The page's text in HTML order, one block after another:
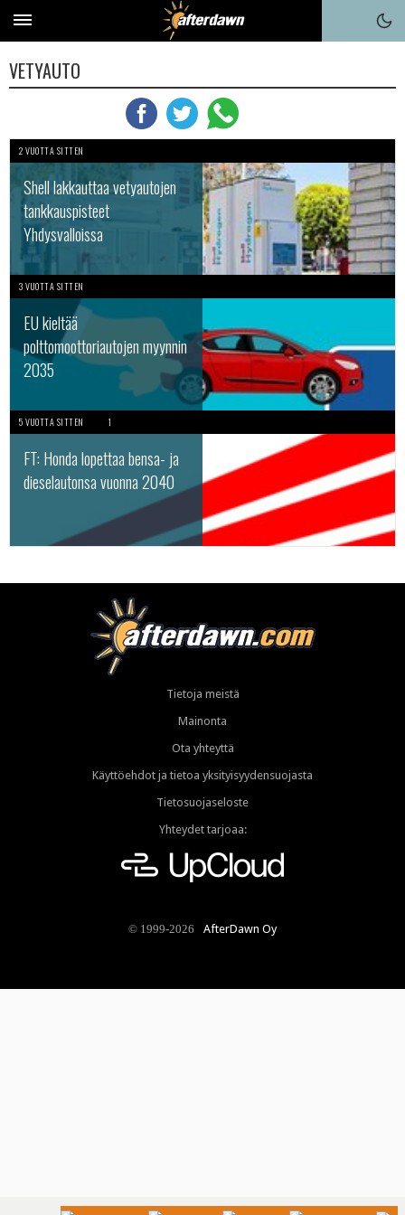
VETYAUTO
2 VUOTTA SITTEN
Shell lakkauttaa vetyautojen
tankkauspisteet
Yhdysvalloissa
3 VUOTTA SITTEN
EU kieltää
polttomoottoriautojen myynnin
2035
5 VUOTTA SITTEN 1
FT: Honda lopettaa bensa- ja
dieselautonsa vuonna 2040
Tietoja meistä
Mainonta
Ota yhteyttä
Käyttöehdot ja tietoa yksityisyydensuojasta
Tietosuojaseloste
Yhteydet tarjoaa:
© 1999-2026 AfterDawn Oy